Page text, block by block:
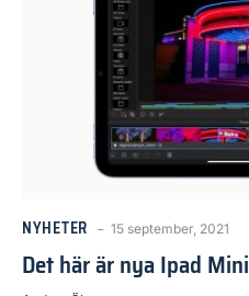
NYHETER 15 september, 2021
Det här är nya Ipad Mini